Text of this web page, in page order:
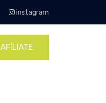
instagram
AFÍLIATE